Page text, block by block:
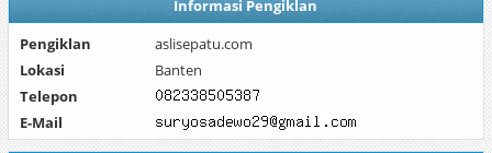
Informasi Pengiklan
Pengiklan
aslisepatu.com
Lokasi
Banten
Telepon
E-Mail